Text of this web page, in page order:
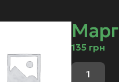
135 грн